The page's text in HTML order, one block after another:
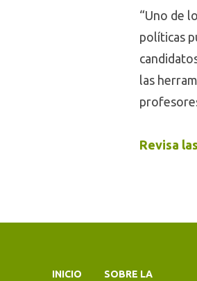
“Uno de
políticas
las
Revisa
INICIO
SOBRE LA